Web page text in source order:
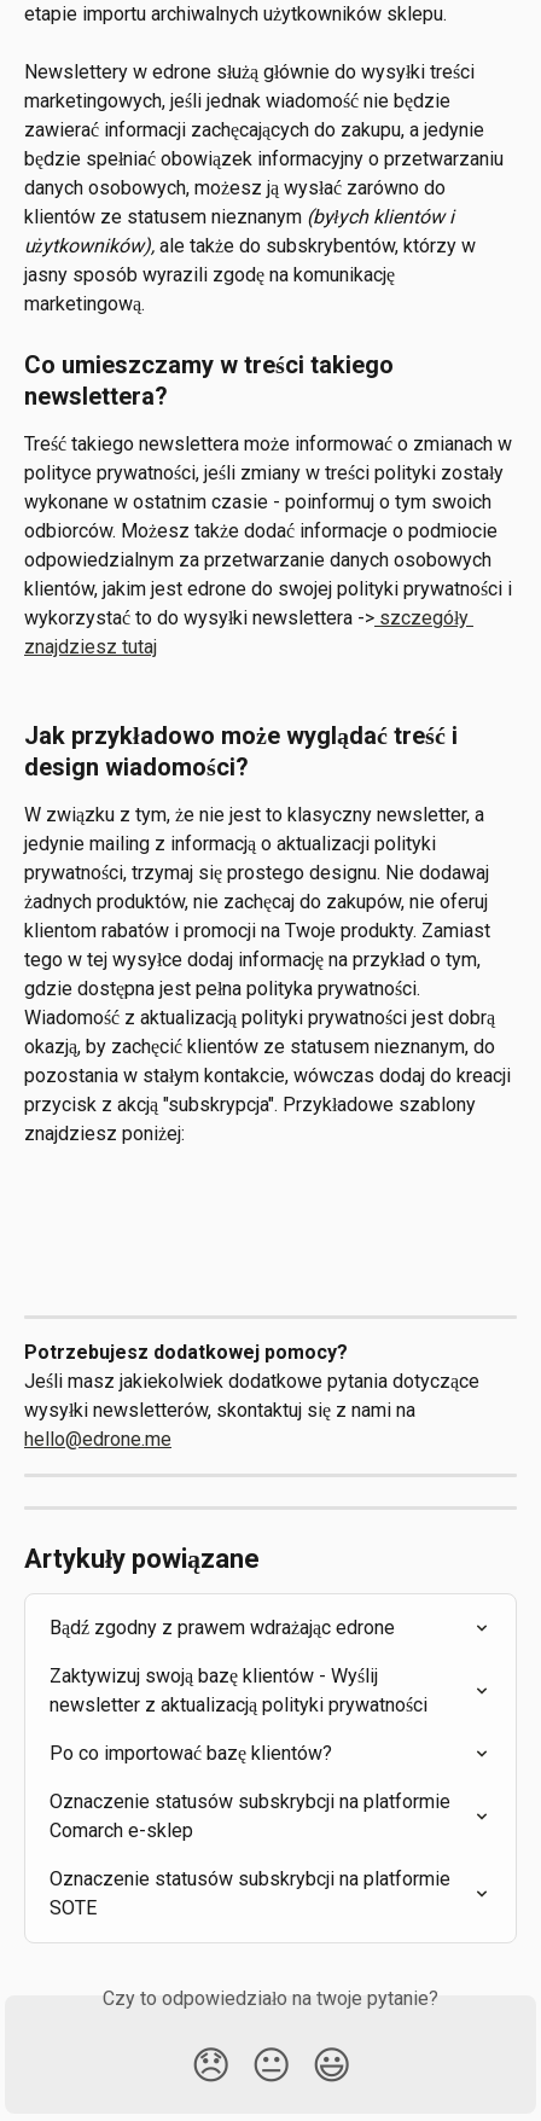
etapie importu archiwalnych użytkowników sklepu.
Newslettery w edrone służą głównie do wysyłki treści
marketingowych, jeśli jednak wiadomość nie będzie
zawierać informacji zachęcających do zakupu, a jedynie
będzie spełniać obowiązek informacyjny o przetwarzaniu
danych osobowych, możesz ją wysłać zarówno do
klientów ze statusem nieznanym (byłych klientów i
użytkowników), ale także do subskrybentów, którzy w
jasny sposób wyrazili zgodę na komunikację
marketingową.
Co umieszczamy w treści takiego
newslettera?
Treść takiego newslettera może informować o zmianach w
polityce prywatności, jeśli zmiany w treści polityki zostały
wykonane w ostatnim czasie - poinformuj o tym swoich
odbiorców. Możesz także dodać informacje o podmiocie
odpowiedzialnym za przetwarzanie danych osobowych
klientów, jakim jest edrone do swojej polityki prywatności i
wykorzystać to do wysyłki newslettera -> szczegóły
znajdziesz tutaj
Jak przykładowo może wyglądać treść i
design wiadomości?
W związku z tym, że nie jest to klasyczny newsletter, a
jedynie mailing z informacją o aktualizacji polityki
prywatności, trzymaj się prostego designu. Nie dodawaj
żadnych produktów, nie zachęcaj do zakupów, nie oferuj
klientom rabatów i promocji na Twoje produkty. Zamiast
tego w tej wysyłce dodaj informację na przykład o tym,
gdzie dostępna jest pełna polityka prywatności.
Wiadomość z aktualizacją polityki prywatności jest dobrą
okazją, by zachęcić klientów ze statusem nieznanym, do
pozostania w stałym kontakcie, wówczas dodaj do kreacji
przycisk z akcją "subskrypcja". Przykładowe szablony
znajdziesz poniżej:
Potrzebujesz dodatkowej pomocy?
Jeśli masz jakiekolwiek dodatkowe pytania dotyczące
wysyłki newsletterów, skontaktuj się z nami na
hello@edrone.me
Artykuły powiązane
Bądź zgodny z prawem wdrażając edrone
Zaktywizuj swoją bazę klientów - Wyślij
newsletter z aktualizacją polityki prywatności
Po co importować bazę klientów?
Oznaczenie statusów subskrybcji na platformie
Comarch e-sklep
Oznaczenie statusów subskrybcji na platformie
SOTE
Czy to odpowiedziało na twoje pytanie?
😞 😐 😃